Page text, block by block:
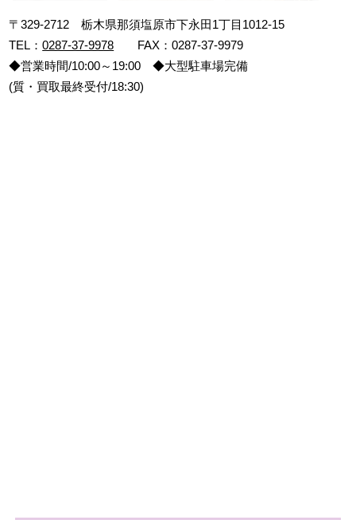
〒329-2712 栃木県那須塩原市下永田1丁目1012-15
TEL：0287-37-9978 FAX：0287-37-9979
◆営業時間/10:00～19:00 ◆大型駐車場完備
(質・買取最終受付/18:30)